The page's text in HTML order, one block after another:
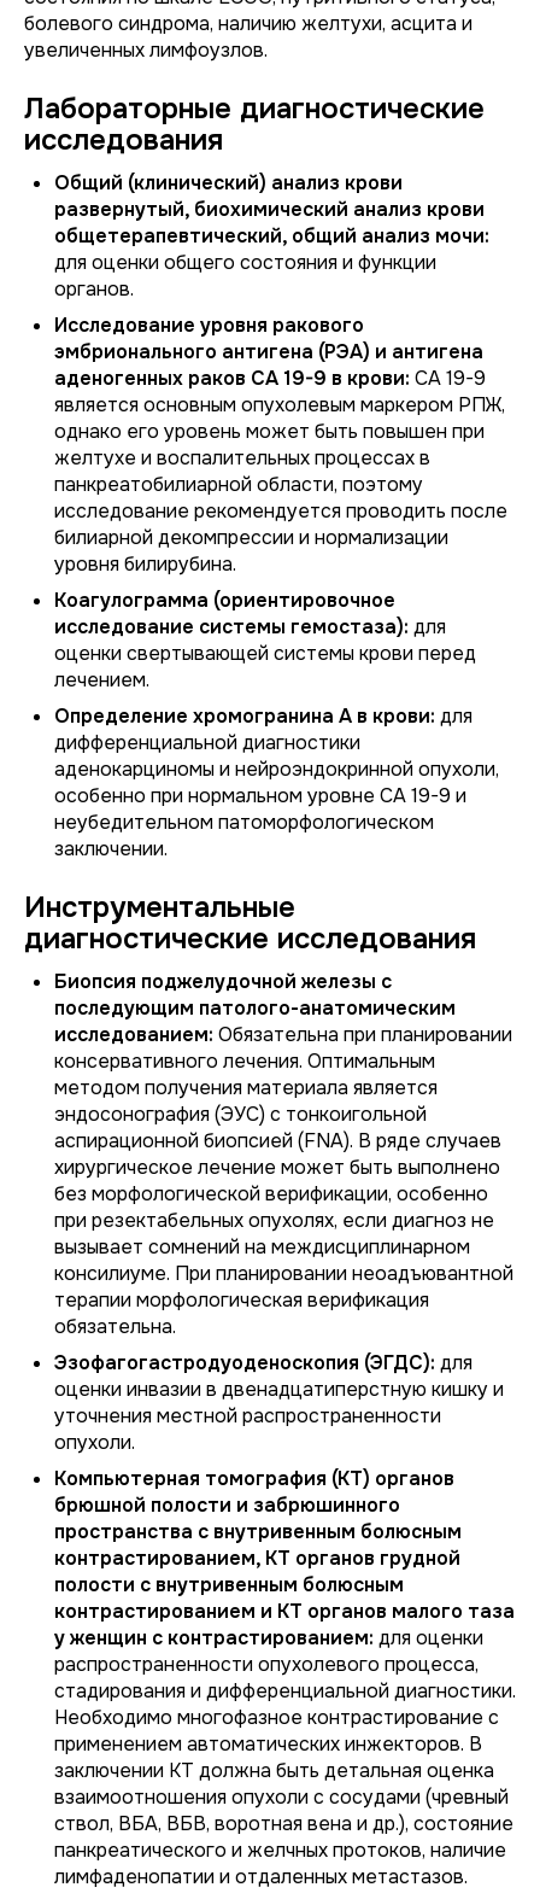
болевого синдрома, наличию желтухи, асцита и
увеличенных лимфоузлов.
Лабораторные диагностические
исследования
Общий (клинический) анализ крови
развернутый, биохимический анализ крови
общетерапевтический, общий анализ мочи:
для оценки общего состояния и функции
органов.
Исследование уровня ракового
эмбрионального антигена (РЭА) и антигена
аденогенных раков СА 19-9 в крови: СА 19-9
является основным опухолевым маркером РПЖ,
однако его уровень может быть повышен при
желтухе и воспалительных процессах в
панкреатобилиарной области, поэтому
исследование рекомендуется проводить после
билиарной декомпрессии и нормализации
уровня билирубина.
Коагулограмма (ориентировочное
исследование системы гемостаза): для
оценки свертывающей системы крови перед
лечением.
Определение хромогранина А в крови: для
дифференциальной диагностики
аденокарциномы и нейроэндокринной опухоли,
особенно при нормальном уровне СА 19-9 и
неубедительном патоморфологическом
заключении.
Инструментальные
диагностические исследования
Биопсия поджелудочной железы с
последующим патолого-анатомическим
исследованием: Обязательна при планировании
консервативного лечения. Оптимальным
методом получения материала является
эндосонография (ЭУС) с тонкоигольной
аспирационной биопсией (FNA). В ряде случаев
хирургическое лечение может быть выполнено
без морфологической верификации, особенно
при резектабельных опухолях, если диагноз не
вызывает сомнений на междисциплинарном
консилиуме. При планировании неоадъювантной
терапии морфологическая верификация
обязательна.
Эзофагогастродуоденоскопия (ЭГДС): для
оценки инвазии в двенадцатиперстную кишку и
уточнения местной распространенности
опухоли.
Компьютерная томография (КТ) органов
брюшной полости и забрюшинного
пространства с внутривенным болюсным
контрастированием, КТ органов грудной
полости с внутривенным болюсным
контрастированием и КТ органов малого таза
у женщин с контрастированием: для оценки
распространенности опухолевого процесса,
стадирования и дифференциальной диагностики.
Необходимо многофазное контрастирование с
применением автоматических инжекторов. В
заключении КТ должна быть детальная оценка
взаимоотношения опухоли с сосудами (чревный
ствол, ВБА, ВБВ, воротная вена и др.), состояние
панкреатического и желчных протоков, наличие
лимфаденопатии и отдаленных метастазов.